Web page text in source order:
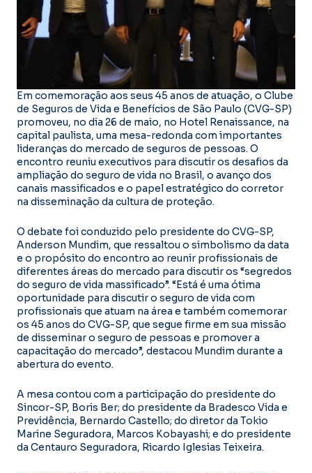
Em comemoração aos seus 45 anos de atuação, o Clube
de Seguros de Vida e Benefícios de São Paulo (CVG-SP)
promoveu, no dia 26 de maio, no Hotel Renaissance, na
capital paulista, uma mesa-redonda com importantes
lideranças do mercado de seguros de pessoas. O
encontro reuniu executivos para discutir os desafios da
ampliação do seguro de vida no Brasil, o avanço dos
canais massificados e o papel estratégico do corretor
na disseminação da cultura de proteção.
O debate foi conduzido pelo presidente do CVG-SP,
Anderson Mundim, que ressaltou o simbolismo da data
e o propósito do encontro ao reunir profissionais de
diferentes áreas do mercado para discutir os “segredos
do seguro de vida massificado”. “Está é uma ótima
oportunidade para discutir o seguro de vida com
profissionais que atuam na área e também comemorar
os 45 anos do CVG-SP, que segue firme em sua missão
de disseminar o seguro de pessoas e promover a
capacitação do mercado”, destacou Mundim durante a
abertura do evento.
A mesa contou com a participação do presidente do
Sincor-SP, Boris Ber; do presidente da Bradesco Vida e
Previdência, Bernardo Castello; do diretor da Tokio
Marine Seguradora, Marcos Kobayashi; e do presidente
da Centauro Seguradora, Ricardo Iglesias Teixeira.